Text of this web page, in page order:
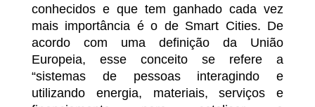
conhecidos e que tem ganhado cada vez
mais importância é o de Smart Cities. De
acordo com uma definição da União
Europeia, esse conceito se refere a
“sistemas de pessoas interagindo e
utilizando energia, materiais, serviços e